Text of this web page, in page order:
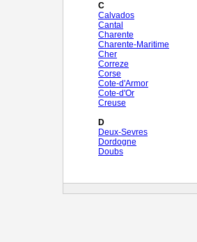
C
Calvados
Cantal
Charente
Charente-Maritime
Cher
Correze
Corse
Cote-d'Armor
Cote-d'Or
Creuse
D
Deux-Sevres
Dordogne
Doubs